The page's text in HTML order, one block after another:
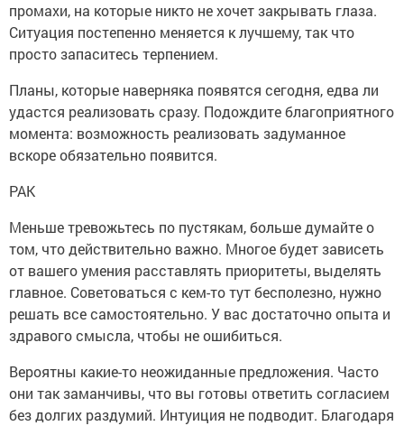
промахи, на которые никто не хочет закрывать глаза.
Ситуация постепенно меняется к лучшему, так что
просто запаситесь терпением.
Планы, которые наверняка появятся сегодня, едва ли
удастся реализовать сразу. Подождите благоприятного
момента: возможность реализовать задуманное
вскоре обязательно появится.
РАК
Меньше тревожьтесь по пустякам, больше думайте о
том, что действительно важно. Многое будет зависеть
от вашего умения расставлять приоритеты, выделять
главное. Советоваться с кем-то тут бесполезно, нужно
решать все самостоятельно. У вас достаточно опыта и
здравого смысла, чтобы не ошибиться.
Вероятны какие-то неожиданные предложения. Часто
они так заманчивы, что вы готовы ответить согласием
без долгих раздумий. Интуиция не подводит. Благодаря